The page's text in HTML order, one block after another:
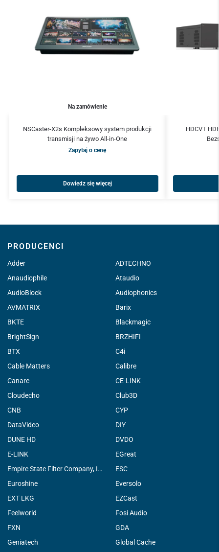
Na zamówienie
NSCaster-X2s Kompleksowy system produkcji
transmisji na żywo All-in-One
Zapytaj o cenę
Dowiedz się więcej
HDCVT
PRODUCENCI
Adder
ADTECHNO
Anaudiophile
Ataudio
AudioBlock
Audiophonics
AVMATRIX
Barix
BKTE
Blackmagic
BrightSign
BRZHIFI
BTX
C4i
Cable Matters
Calibre
Canare
CE-LINK
Cloudecho
Club3D
CNB
CYP
DataVideo
DIY
DUNE HD
DVDO
E-LINK
EGreat
Empire State Filter Company, INC.
ESC
Euroshine
Eversolo
EXT LKG
EZCast
Feelworld
Fosi Audio
FXN
GDA
Geniatech
Global Cache